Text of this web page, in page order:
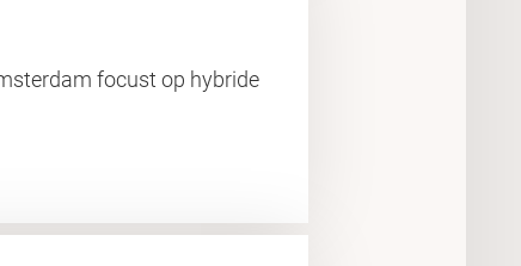
focust op hybride